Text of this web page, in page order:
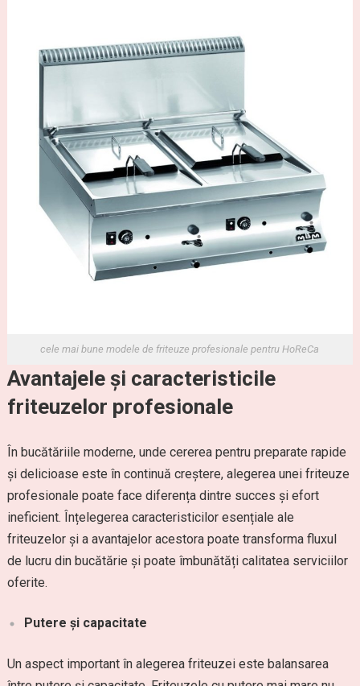
cele mai bune modele de friteuze profesionale pentru HoReCa
Avantajele și caracteristicile
friteuzelor profesionale
În bucătăriile moderne, unde cererea pentru preparate rapide
și delicioase este în continuă creștere, alegerea unei friteuze
profesionale poate face diferența dintre succes și efort
ineficient. Înțelegerea caracteristicilor esențiale ale
friteuzelor și a avantajelor acestora poate transforma fluxul
de lucru din bucătărie și poate îmbunătăți calitatea serviciilor
oferite.
Putere și capacitate
Un aspect important în alegerea friteuzei este balansarea